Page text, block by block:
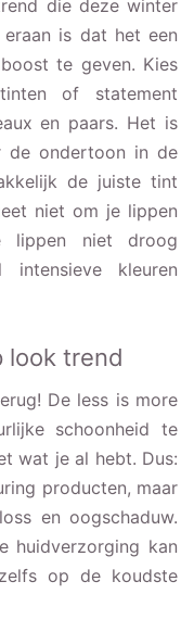
die deze winter
is dat het een
te geven. Kies
of statement
en paars. Het is
de ondertoon in de
de juiste tint
niet om je lippen
lippen niet droog
kleuren
look trend
De less is more
schoonheid te
wat je al hebt. Dus:
producten, maar
en oogschaduw.
huidverzorging kan
op de koudste